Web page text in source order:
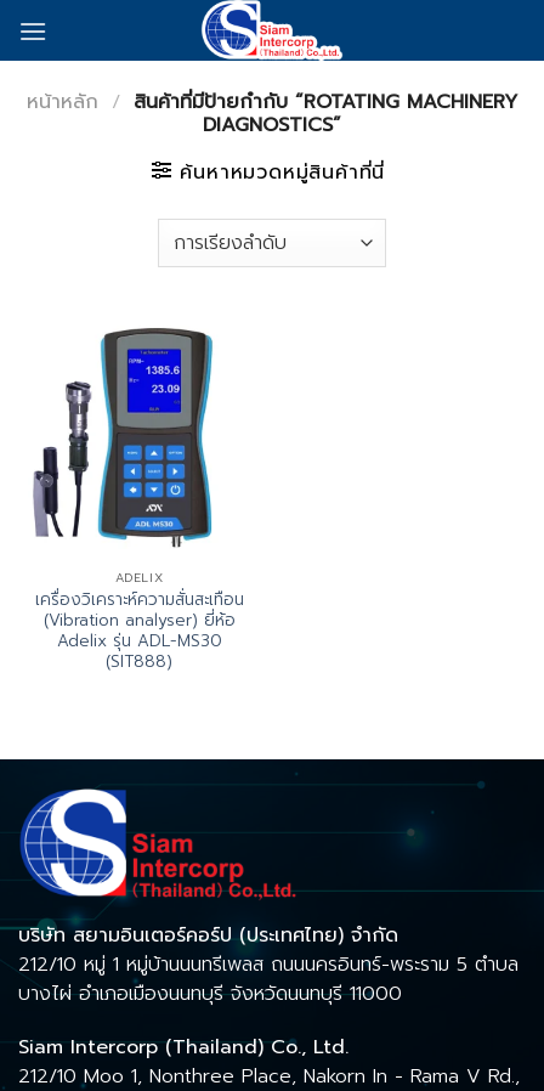
หน้าหลัก / สินค้าที่มีป้ายกำกับ “ROTATING MACHINERY
DIAGNOSTICS”
ค้นหาหมวดหมู่สินค้าที่นี่
ADELIX
เครื่องวิเคราะห์ความสั่นสะเทือน
(Vibration analyser) ยี่ห้อ
Adelix รุ่น ADL-MS30
(SIT888)
บริษัท สยามอินเตอร์คอร์ป (ประเทศไทย) จำกัด
212/10 หมู่ 1 หมู่บ้านนนทรีเพลส ถนนนครอินทร์-พระราม 5 ตำบล
บางไผ่ อำเภอเมืองนนทบุรี จังหวัดนนทบุรี 11000
Siam Intercorp (Thailand) Co., Ltd.
212/10 Moo 1, Nonthree Place, Nakorn In - Rama V Rd.,